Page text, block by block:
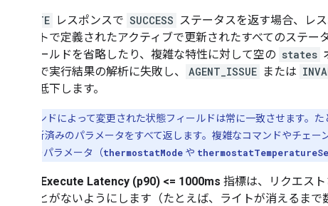
EXECUTE レスポンスで SUCCESS ステータスを返す場合、レ
トレイトで定義されたアクティブで更新されたすべてのステー
態フィールドを省略したり、複雑な特性に対して空の states
ォームで実行結果の解析に失敗し、
AGENT_ISSUE または
功率が低下します。
コマンドによって変更された状態フィールドは常に一致させます。
れた更新済みのパラメータをすべて返します。複雑なコマンドやチェ
すべてのパラメータ（thermostatMode や
Query/Execute Latency (p90) <= 1000ms 指標は、リクエス
待つことがないようにします（たとえば、ライトが消えるまで